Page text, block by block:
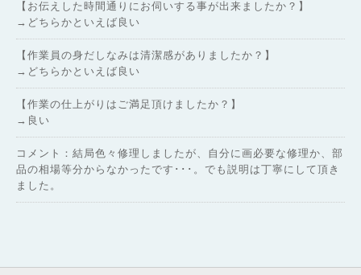
【お伝えした時間通りにお伺いする事が出来ましたか？】
→どちらかといえば良い
【作業員の身だしなみは清潔感がありましたか？】
→どちらかといえば良い
【作業の仕上がりはご満足頂けましたか？】
→良い
コメント：結局色々修理しましたが、自分に画必要な修理か、部
品の相場等分からなかったです･･･。でも説明は丁寧にして頂き
ました。